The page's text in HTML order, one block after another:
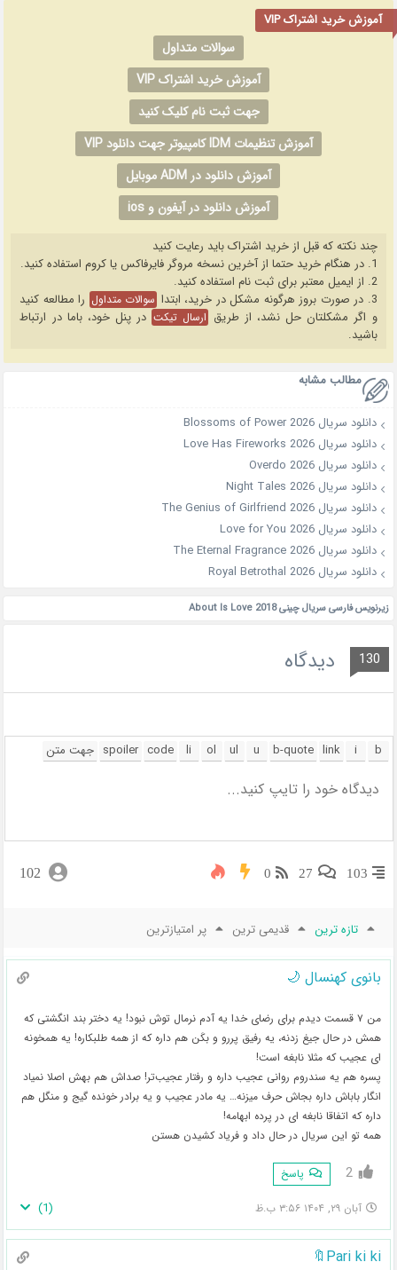
آموزش خرید اشتراک VIP
سوالات متداول
آموزش خرید اشتراک VIP
جهت ثبت نام کلیک کنید
آموزش تنظیمات IDM کامپیوتر جهت دانلود VIP
آموزش دانلود در ADM موبایل
آموزش دانلود در آیفون و ios
چند نکته که قبل از خرید اشتراک باید رعایت کنید
1. در هنگام خرید حتما از آخرین نسخه مروگر فایرفاکس یا کروم استفاده کنید.
2. از ایمیل معتبر برای ثبت نام استفاده کنید.
3. در صورت بروز هرگونه مشکل در خرید، ابتدا
سوالات متداول را مطالعه کنید
و اگر مشکلتان حل نشد، از طریق ارسال تیکت در پنل خود، باما در ارتباط
باشید.
مطالب مشابه
دانلود سریال Blossoms of Power 2026
دانلود سریال Love Has Fireworks 2026
دانلود سریال Overdo 2026
دانلود سریال Night Tales 2026
دانلود سریال The Genius of Girlfriend 2026
دانلود سریال Love for You 2026
دانلود سریال The Eternal Fragrance 2026
دانلود سریال Royal Betrothal 2026
زیرنویس فارسی سریال چینی About Is Love 2018
130 دیدگاه
103
27
0
102
تازه ترین قدیمی ترین پر امتیازترین
بانوی کهنسال 🌙
من ۷ قسمت دیدم برای رضای خدا یه آدم نرمال توش نبود! یه دختر بند انگشتی که
همش در حال جیغ زدنه، یه رفیق پررو و بکَن هم داره که از همه طلبکاره! یه همخونه
ای عجیب که مثلا نابغه است!
پسره هم یه سندروم روانی عجیب داره و رفتار عجیب‌تر! صداش هم بهش اصلا نمیاد
انگار باباش داره بجاش حرف میزنه… یه مادر عجیب و یه برادر خونده گیج و منگل هم
داره که اتفاقا نابغه ای در پرده ابهامه!
همه تو این سریال در حال داد و فریاد کشیدن هستن
2 پاسخ
آبان ۲۹, ۱۴۰۴ ۳:۵۶ ب.ظ (
1
)
Pari ki ki🔖